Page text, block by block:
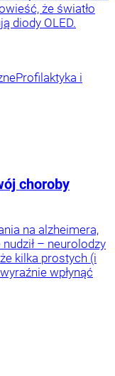
że światło
diody OLED.
Profilaktyka i
choroby
na alzheimera,
– neurolodzy
kilka prostych (i
wpłynąć